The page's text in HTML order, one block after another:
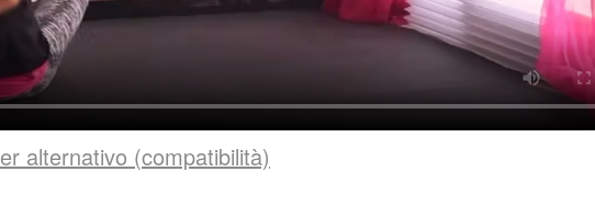
alternativo (compatibilità)